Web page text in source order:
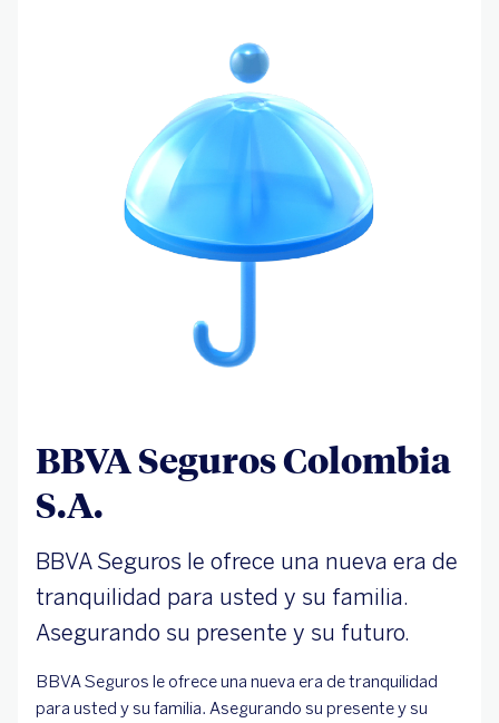
BBVA Seguros Colombia
S.A.
BBVA Seguros le ofrece una nueva era de
tranquilidad para usted y su familia.
Asegurando su presente y su futuro.
BBVA Seguros le ofrece una nueva era de tranquilidad
para usted y su familia. Asegurando su presente y su